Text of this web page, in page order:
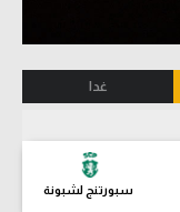
غدا
سبورتنج لشبونة